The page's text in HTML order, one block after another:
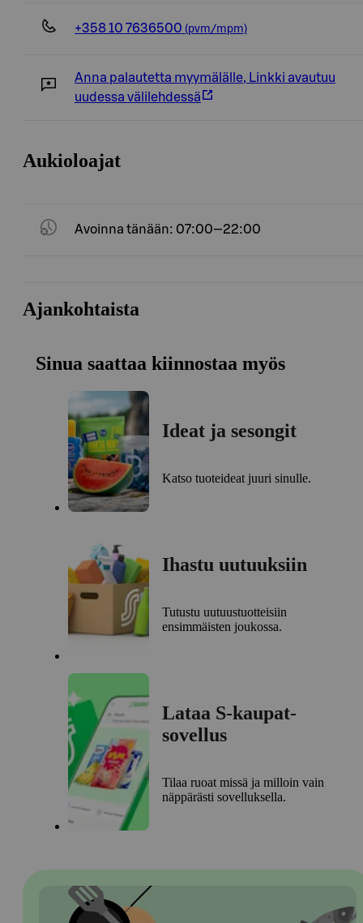
+358 10 7636500 (pvm/mpm)
Anna palautetta myymälälle, Linkki avautuu
uudessa välilehdessä
Aukioloajat
Avoinna tänään: 07:00—22:00
Ajankohtaista
Sinua saattaa kiinnostaa myös
Ideat ja sesongit
Katso tuoteideat juuri sinulle.
Ihastu uutuuksiin
Tutustu uutuustuotteisiin
ensimmäisten joukossa.
Lataa S-kaupat-
sovellus
Tilaa ruoat missä ja milloin vain
näppärästi sovelluksella.